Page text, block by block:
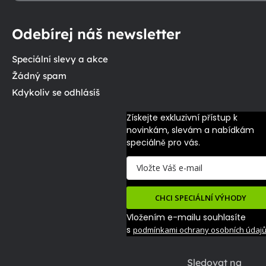
Sledovat na
Odebírej náš newsletter
Speciální slevy a akce
Žádný spam
Kdykoliv se odhlásíš
Získejte exkluzivní přístup k
novinkám, slevám a nabídkám
speciálně pro vás.
CHCI SPECIÁLNÍ VÝHODY
Vložením e-mailu souhlasíte
s podmínkami ochrany osobních údajů